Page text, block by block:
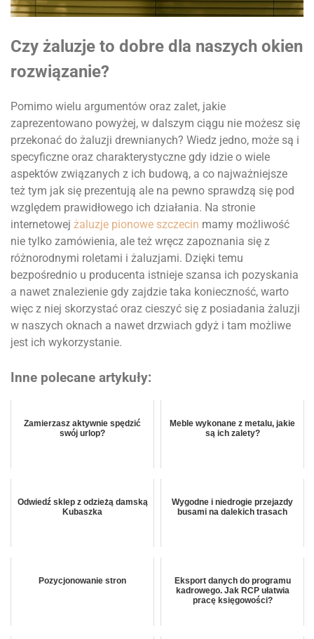
Czy żaluzje to dobre dla naszych okien
rozwiązanie?
Pomimo wielu argumentów oraz zalet, jakie
zaprezentowano powyżej, w dalszym ciągu nie możesz się
przekonać do żaluzji drewnianych? Wiedz jedno, może są i
specyficzne oraz charakterystyczne gdy idzie o wiele
aspektów związanych z ich budową, a co najważniejsze
też tym jak się prezentują ale na pewno sprawdzą się pod
względem prawidłowego ich działania. Na stronie
internetowej żaluzje pionowe szczecin mamy możliwość
nie tylko zamówienia, ale też wręcz zapoznania się z
różnorodnymi roletami i żaluzjami. Dzięki temu
bezpośrednio u producenta istnieje szansa ich pozyskania
a nawet znalezienie gdy zajdzie taka konieczność, warto
więc z niej skorzystać oraz cieszyć się z posiadania żaluzji
w naszych oknach a nawet drzwiach gdyż i tam możliwe
jest ich wykorzystanie.
Inne polecane artykuły:
Zamierzasz aktywnie spędzić
swój urlop?
Meble wykonane z metalu, jakie
są ich zalety?
Odwiedź sklep z odzieżą damską
Kubaszka
Wygodne i niedrogie przejazdy
busami na dalekich trasach
Pozycjonowanie stron
Eksport danych do programu
kadrowego. Jak RCP ułatwia
pracę księgowości?